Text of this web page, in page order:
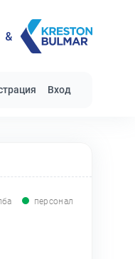
Вход
персонал